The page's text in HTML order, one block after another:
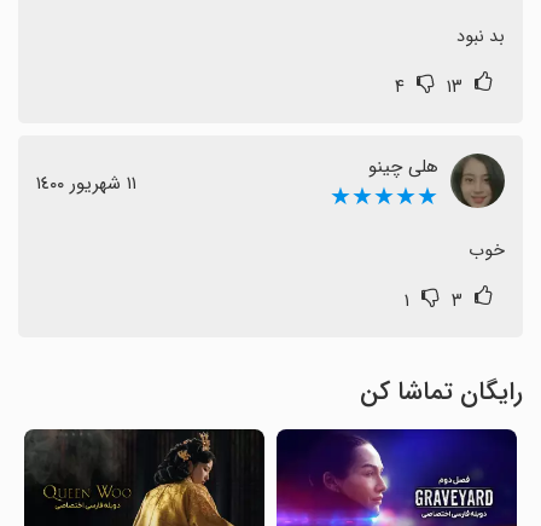
بد نبود
۱۳ ۴
هلی چینو
★★★★★ ١١ شهریور ١٤٠٠
خوب
۳ ۱
رایگان تماشا کن